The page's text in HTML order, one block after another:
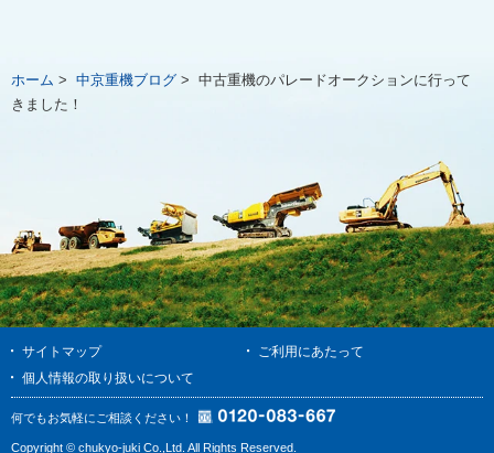
ホーム > 中京重機ブログ > 中古重機のパレードオークションに行って
きました！
サイトマップ
ご利用にあたって
個人情報の取り扱いについて
何でもお気軽にご相談ください！
Copyright © chukyo-juki Co.,Ltd. All Rights Reserved.